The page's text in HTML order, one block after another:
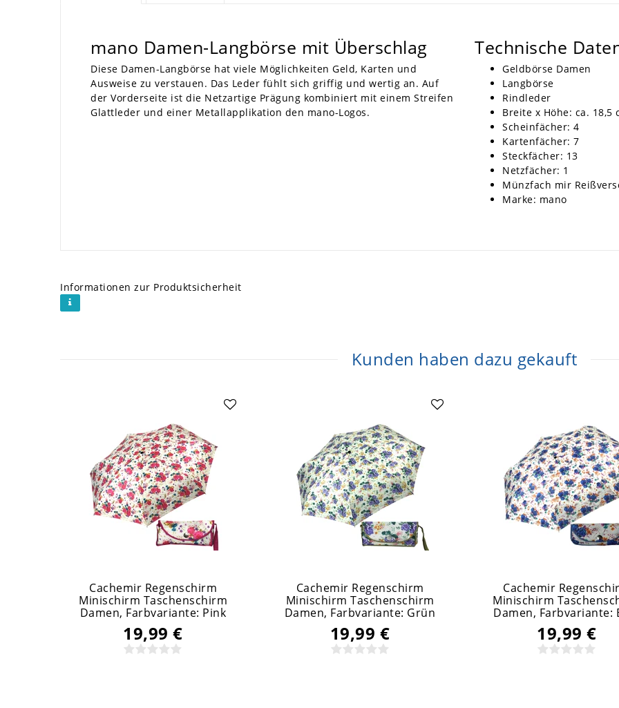
mano Damen-Langbörse mit Überschlag
Diese Damen-Langbörse hat viele Möglichkeiten Geld, Karten und
Ausweise zu verstauen. Das Leder fühlt sich griffig und wertig an. Auf
der Vorderseite ist die Netzartige Prägung kombiniert mit einem Streifen
Glattleder und einer Metallapplikation den mano-Logos.
Technische
Geldbörse Damen
Langbörse
Rindleder
Breite x Höhe: ca. 18,5
Scheinfächer: 4
Kartenfächer: 7
Steckfächer: 13
Netzfächer: 1
Münzfach mir
Marke: mano
Informationen zur Produktsicherheit
Kunden haben dazu gekauft
Cachemir Regenschirm
Minischirm Taschenschirm
Damen, Farbvariante: Pink
19,99 €
Cachemir Regenschirm
Minischirm Taschenschirm
Damen, Farbvariante: Grün
19,99 €
Cachemir
Minischirm
Damen, Farbvariante:
19,99 €